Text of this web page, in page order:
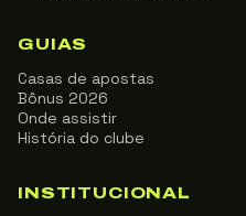
GUIAS
Casas de apostas
Bônus 2026
Onde assistir
História do clube
INSTITUCIONAL